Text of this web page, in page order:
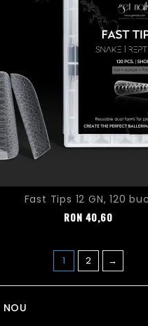
NOU
Fast Tips 12 GN, 120
Pret
RON 40,60
1 2 →